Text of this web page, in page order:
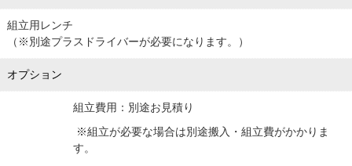
組立用レンチ
（※別途プラスドライバーが必要になります。）
オプション
組立費用：別途お見積り
※組立が必要な場合は別途搬入・組立費がかかりま
す。